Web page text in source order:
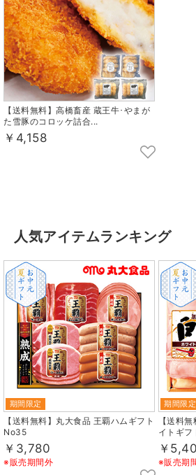
【送料無料】高橋畜産 蔵王牛･やまが
た雪豚のコロッケ詰合...
￥4,158
人気アイテムランキング
期間限定
【送料無料】丸大食品 王覇ハムギフト
No35
￥3,780
※販売期間外
期間限定
【送料
イトギフ
￥
※販売期